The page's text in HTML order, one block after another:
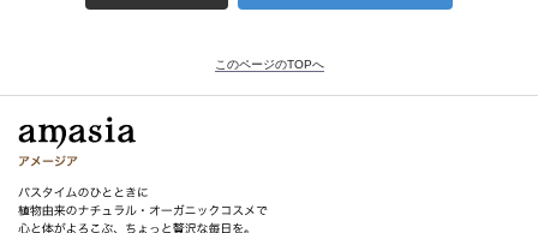
このページのTOPへ